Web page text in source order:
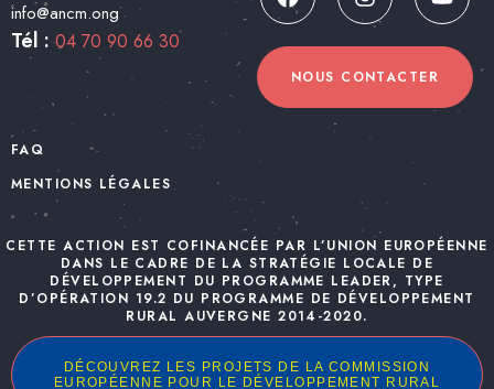
info@ancm.ong
Tél :04 70 90 66 30
NOUS CONTACTER
FAQ
MENTIONS LÉGALES
CETTE ACTION EST COFINANCÉE PAR L’UNION EUROPÉENNE
DANS LE CADRE DE LA STRATÉGIE LOCALE DE
DÉVELOPPEMENT DU PROGRAMME LEADER, TYPE
D’OPÉRATION 19.2 DU PROGRAMME DE DÉVELOPPEMENT
RURAL AUVERGNE 2014-2020.
DÉCOUVREZ LES PROJETS DE LA COMMISSION
EUROPÉENNE POUR LE DÉVELOPPEMENT RURAL